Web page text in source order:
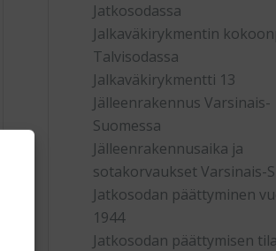
Jatkosodassa
Jalkaväkirykmentin
Talvisodassa
Jalkaväkirykmentti 13
Jälleenrakennus Varsinais-
Suomessa
Jälleenrakennusaika ja
sotakorvaukset Varsinais-
Jatkosodan päättyminen
1944
Jatkosodan päättymisen